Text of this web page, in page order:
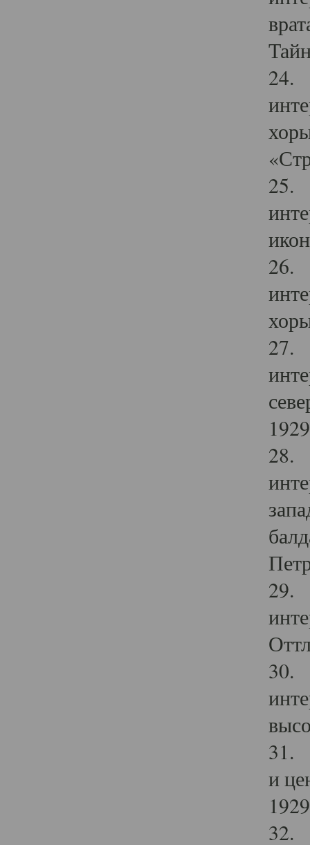
24.
25.
26.
27.
28.
29.
30.
31.
и
32.